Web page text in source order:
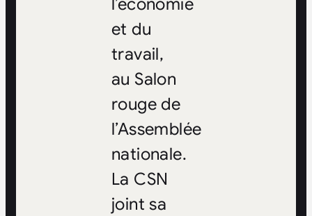
l’économie
et du
travail,
au Salon
rouge de
l’Assemblée
nationale.
La CSN
joint sa